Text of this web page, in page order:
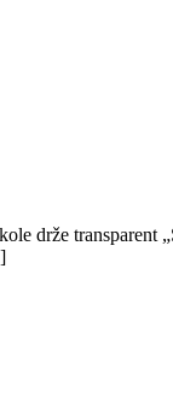
drže transparent